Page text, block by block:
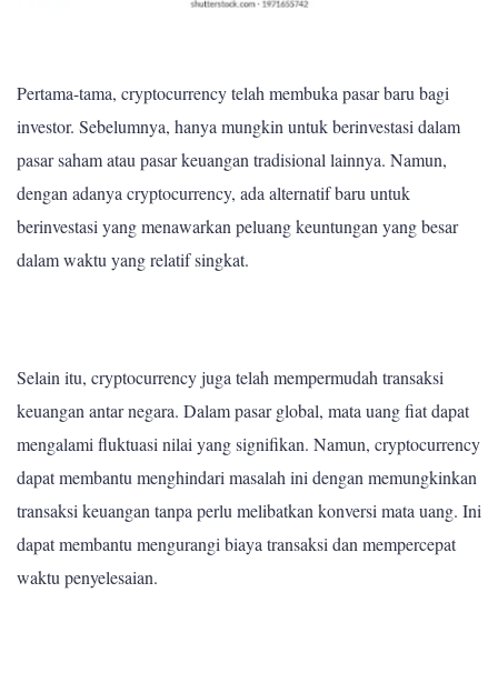
Pertama-tama, cryptocurrency telah membuka pasar baru bagi
investor. Sebelumnya, hanya mungkin untuk berinvestasi dalam
pasar saham atau pasar keuangan tradisional lainnya. Namun,
dengan adanya cryptocurrency, ada alternatif baru untuk
berinvestasi yang menawarkan peluang keuntungan yang besar
dalam waktu yang relatif singkat.
Selain itu, cryptocurrency juga telah mempermudah transaksi
keuangan antar negara. Dalam pasar global, mata uang fiat dapat
mengalami fluktuasi nilai yang signifikan. Namun, cryptocurrency
dapat membantu menghindari masalah ini dengan memungkinkan
transaksi keuangan tanpa perlu melibatkan konversi mata uang. Ini
dapat membantu mengurangi biaya transaksi dan mempercepat
waktu penyelesaian.